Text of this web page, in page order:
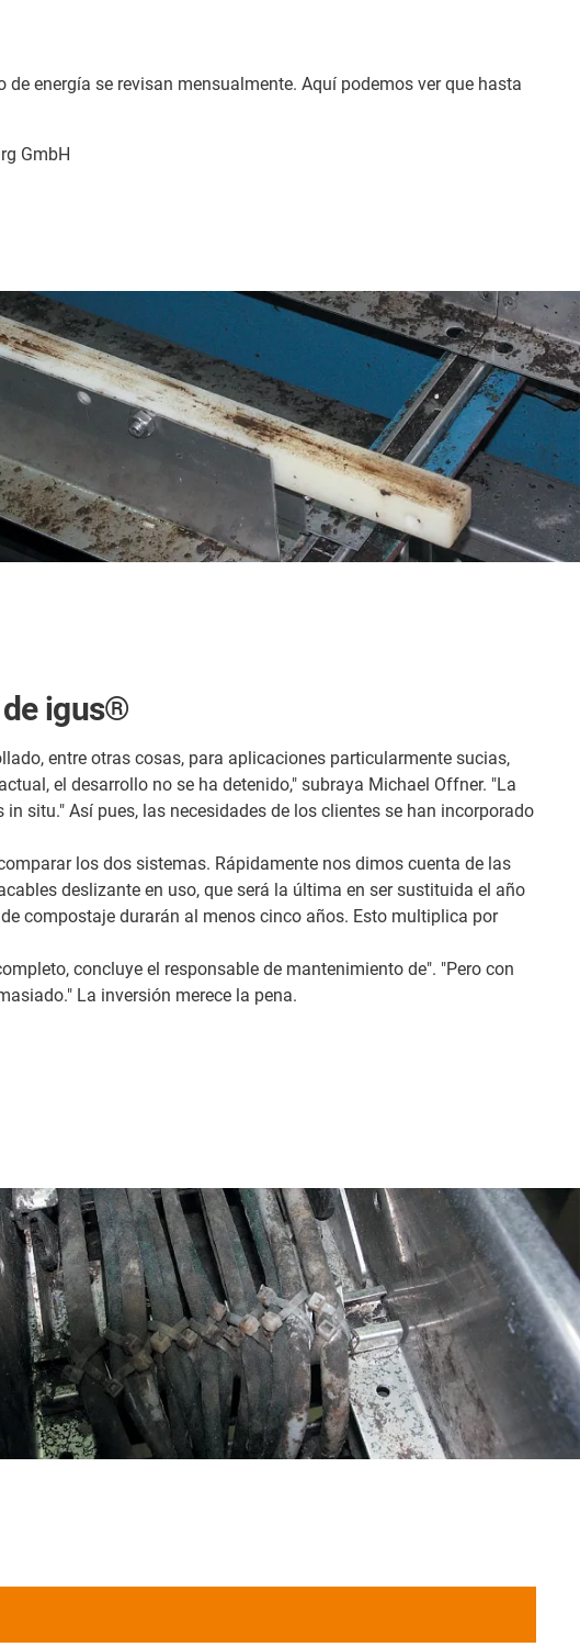
energía se revisan mensualmente. Aquí podemos ver que hasta
GmbH
igus®
entre otras cosas, para aplicaciones particularmente sucias,
el desarrollo no se ha detenido," subraya Michael Offner. "La
situ." Así pues, las necesidades de los clientes se han incorporado
los dos sistemas. Rápidamente nos dimos cuenta de las
deslizante en uso, que será la última en ser sustituida el año
compostaje durarán al menos cinco años. Esto multiplica por
concluye el responsable de mantenimiento de". "Pero con
La inversión merece la pena.